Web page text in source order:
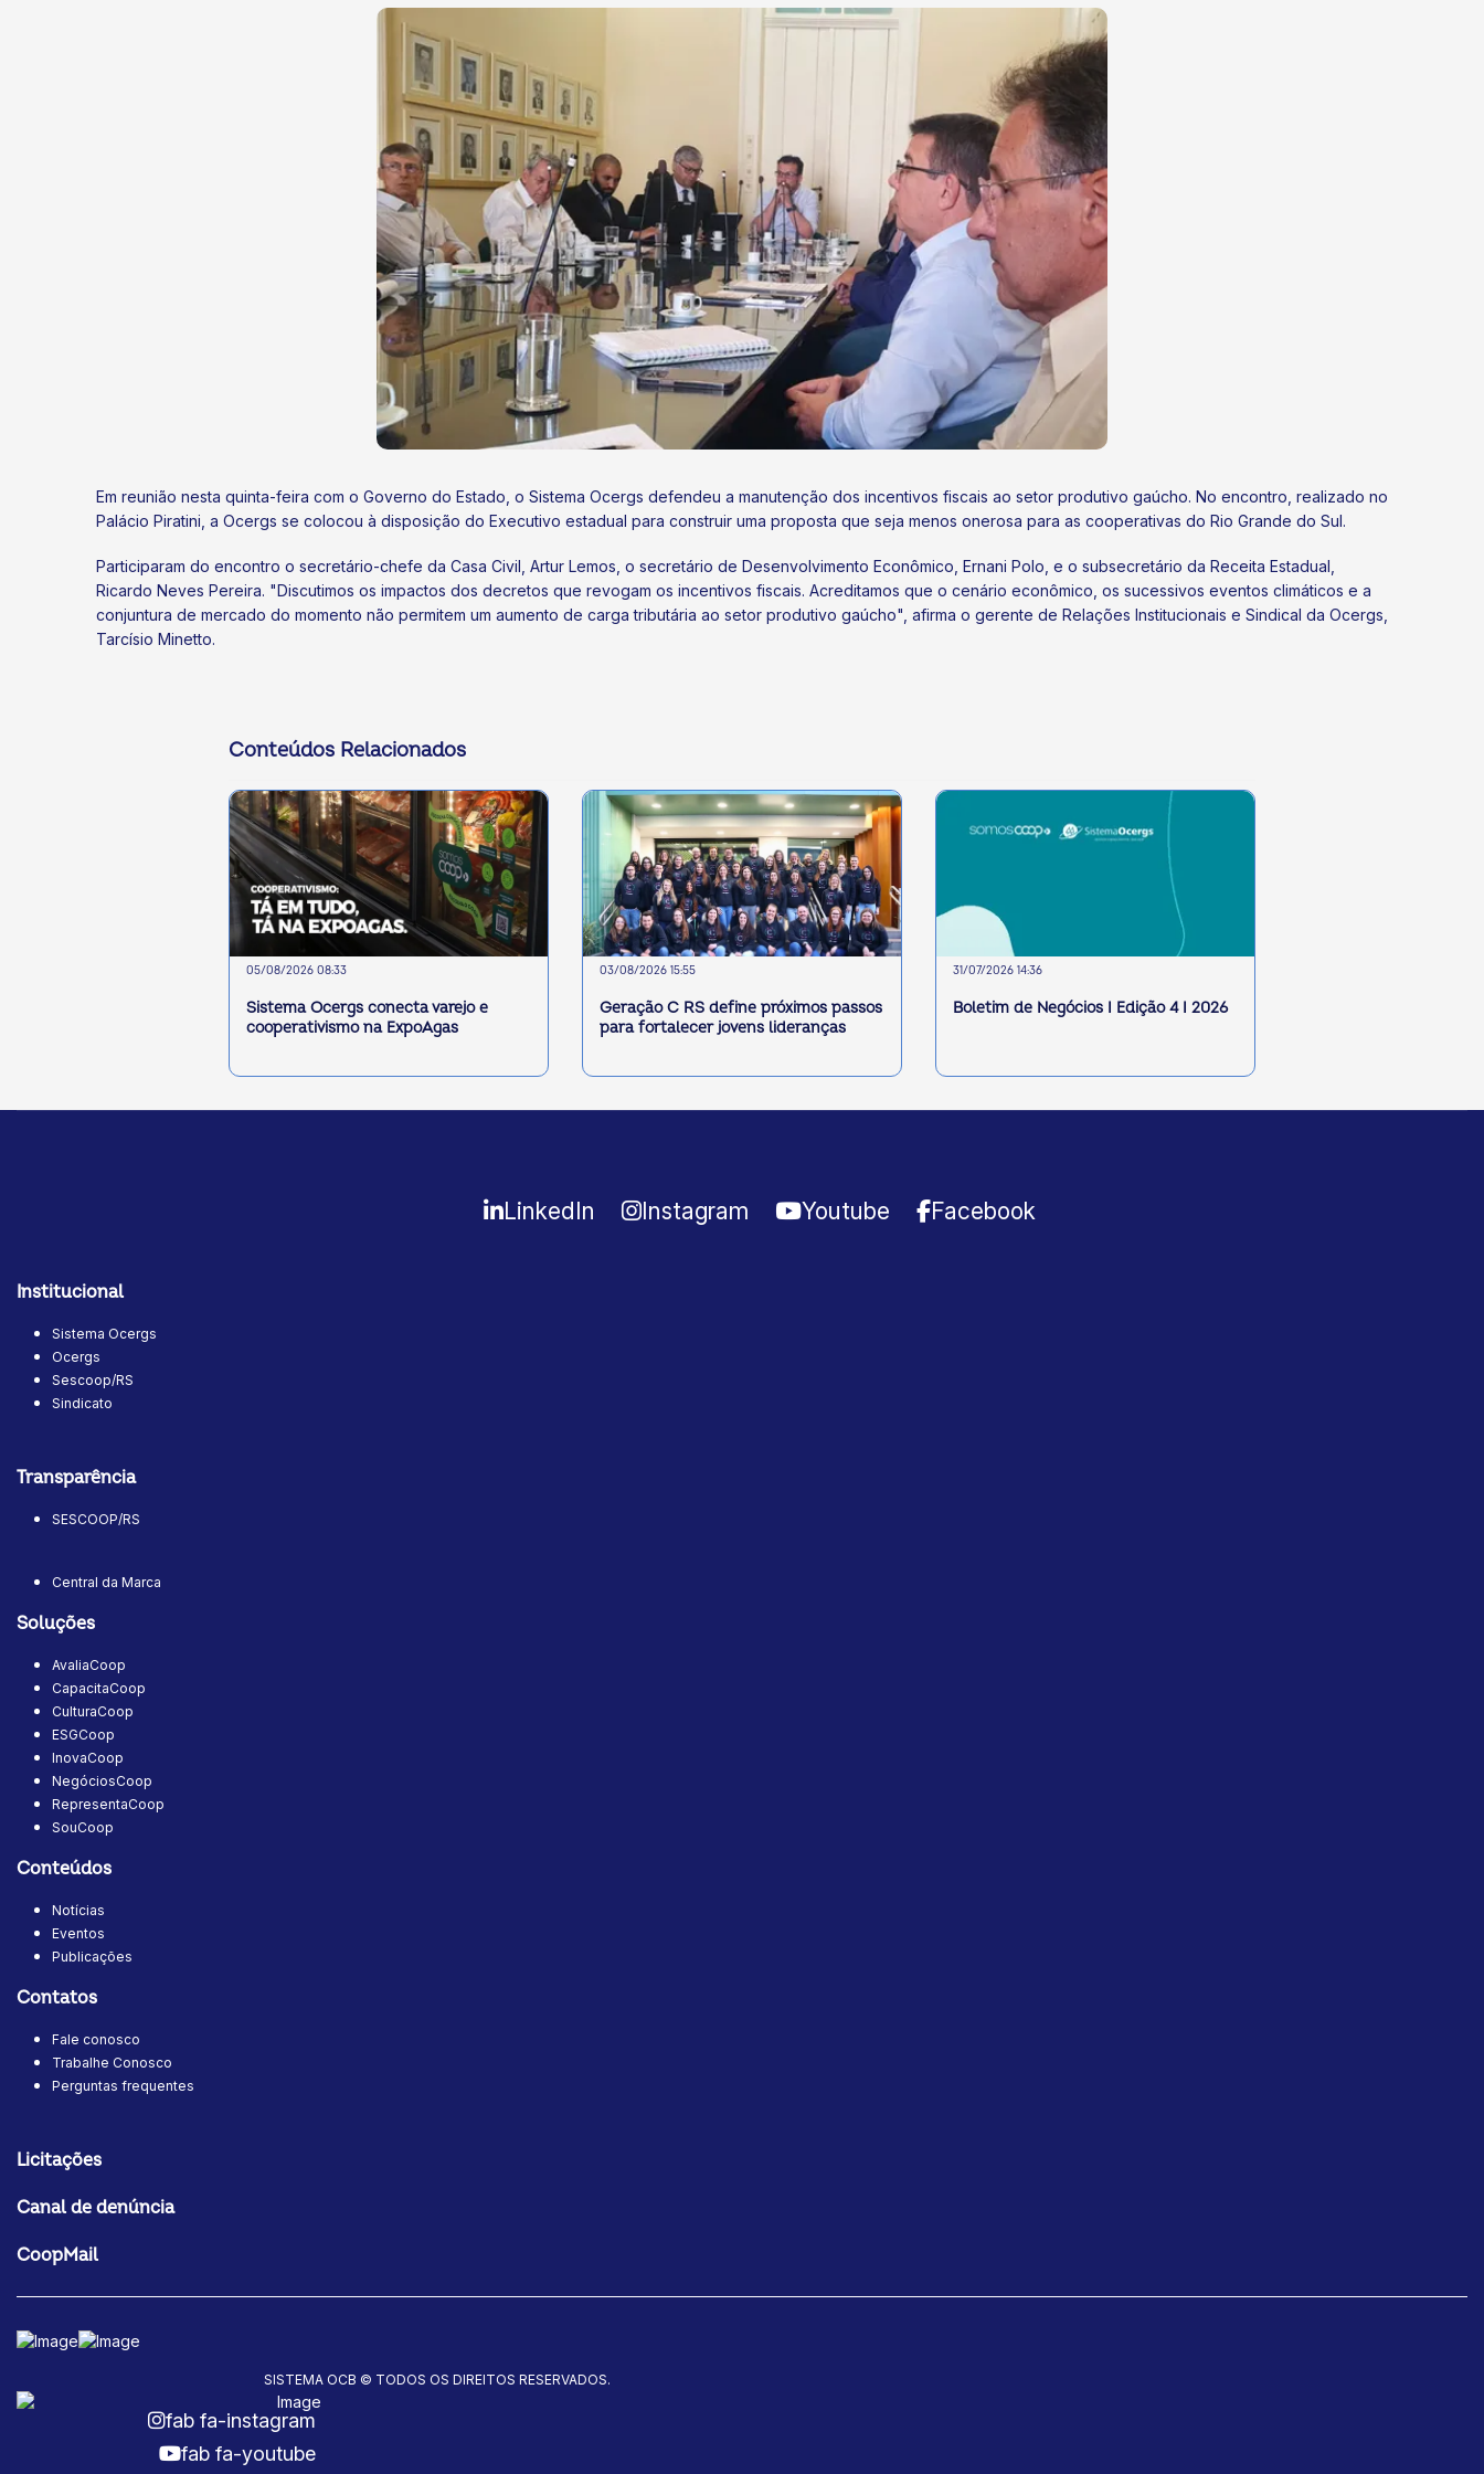
Em reunião nesta quinta-feira com o Governo do Estado, o Sistema Ocergs defendeu a manutenção dos incentivos fiscais ao setor produtivo gaúcho. No encontro, realizado no
Palácio Piratini, a Ocergs se colocou à disposição do Executivo estadual para construir uma proposta que seja menos onerosa para as cooperativas do Rio Grande do Sul.
Participaram do encontro o secretário-chefe da Casa Civil, Artur Lemos, o secretário de Desenvolvimento Econômico, Ernani Polo, e o subsecretário da Receita Estadual,
Ricardo Neves Pereira. "Discutimos os impactos dos decretos que revogam os incentivos fiscais. Acreditamos que o cenário econômico, os sucessivos eventos climáticos e a
conjuntura de mercado do momento não permitem um aumento de carga tributária ao setor produtivo gaúcho", afirma o gerente de Relações Institucionais e Sindical da Ocergs,
Tarcísio Minetto.
Conteúdos Relacionados
05/08/2026 08:33
Sistema Ocergs conecta varejo e
cooperativismo na ExpoAgas
03/08/2026 15:55
Geração C RS define próximos passos
para fortalecer jovens lideranças
31/07/2026 14:36
Boletim de Negócios I Edição 4 I 2026
LinkedIn Instagram Youtube Facebook
Institucional
Sistema Ocergs
Ocergs
Sescoop/RS
Sindicato
Transparência
SESCOOP/RS
Central da Marca
Soluções
AvaliaCoop
CapacitaCoop
CulturaCoop
ESGCoop
InovaCoop
NegóciosCoop
RepresentaCoop
SouCoop
Conteúdos
Notícias
Eventos
Publicações
Contatos
Fale conosco
Trabalhe Conosco
Perguntas frequentes
Licitações
Canal de denúncia
CoopMail
SISTEMA OCB © TODOS OS DIREITOS RESERVADOS.
fab fa-instagram
fab fa-youtube